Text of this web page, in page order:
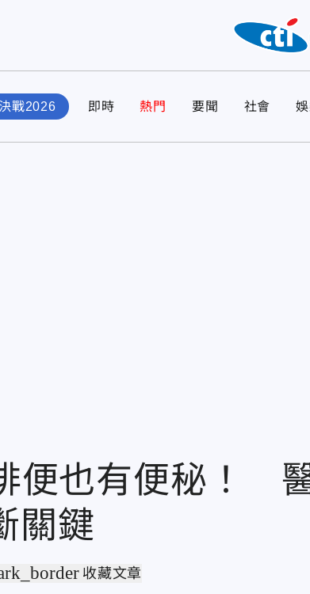
決戰2026 即時 熱門 要聞 社會
便也有便秘！
關鍵
收藏文章